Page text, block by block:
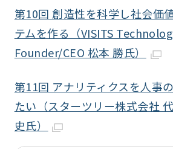
第10回 創造性を科学し社会価
テムを作る（VISITS
Founder/CEO 松本 勝氏）
第11回 アナリティクスを人事
たい（スターツリー株式会社
史氏）